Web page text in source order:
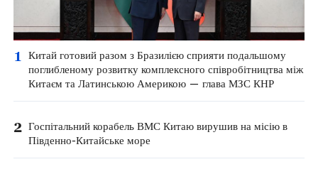
1
Китай готовий разом з Бразилією сприяти подальшому
поглибленому розвитку комплексного співробітництва між
Китаєм та Латинською Америкою — глава МЗС КНР
2 Госпітальний корабель ВМС Китаю вирушив на місію в
Південно-Китайське море